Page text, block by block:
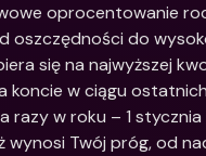
oprocentowanie
oszczędności do
się na najwyższej
koncie w ciągu
razy w roku – 1 stycznia
wynosi Twój próg, od